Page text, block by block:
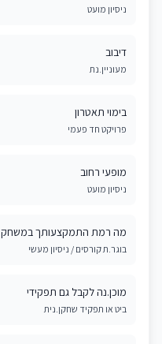
ניסיון מועט
דיבוב
מעוניין.נת
בימוי תאטרון
פרויקט חד פעמי
מופעי רחוב
ניסיון מועט
מה רמת התמקצעותך במשחק
בוגר.ת קורסים / ניסיון מעשי
מוכן.נה לקבל גם תפקידי
ביט או תפקיד שחקן.נית